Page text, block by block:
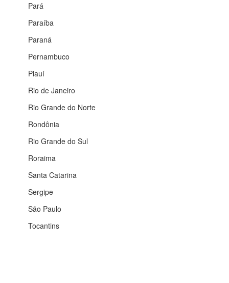
Pará
Paraíba
Paraná
Pernambuco
Piauí
Rio de Janeiro
Rio Grande do Norte
Rondônia
Rio Grande do Sul
Roraima
Santa Catarina
Sergipe
São Paulo
Tocantins